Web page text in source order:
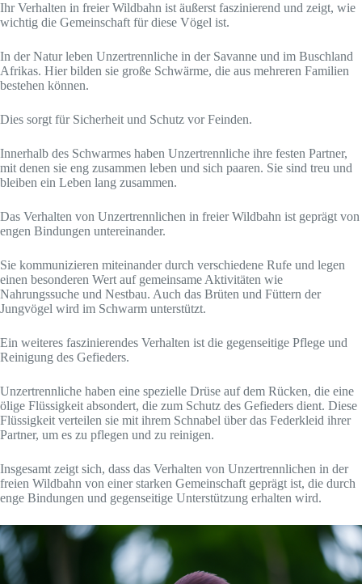
Ihr Verhalten in freier Wildbahn ist äußerst faszinierend und zeigt, wie
wichtig die Gemeinschaft für diese Vögel ist.
In der Natur leben Unzertrennliche in der Savanne und im Buschland
Afrikas. Hier bilden sie große Schwärme, die aus mehreren Familien
bestehen können.
Dies sorgt für Sicherheit und Schutz vor Feinden.
Innerhalb des Schwarmes haben Unzertrennliche ihre festen Partner,
mit denen sie eng zusammen leben und sich paaren. Sie sind treu und
bleiben ein Leben lang zusammen.
Das Verhalten von Unzertrennlichen in freier Wildbahn ist geprägt von
engen Bindungen untereinander.
Sie kommunizieren miteinander durch verschiedene Rufe und legen
einen besonderen Wert auf gemeinsame Aktivitäten wie
Nahrungssuche und Nestbau. Auch das Brüten und Füttern der
Jungvögel wird im Schwarm unterstützt.
Ein weiteres faszinierendes Verhalten ist die gegenseitige Pflege und
Reinigung des Gefieders.
Unzertrennliche haben eine spezielle Drüse auf dem Rücken, die eine
ölige Flüssigkeit absondert, die zum Schutz des Gefieders dient. Diese
Flüssigkeit verteilen sie mit ihrem Schnabel über das Federkleid ihrer
Partner, um es zu pflegen und zu reinigen.
Insgesamt zeigt sich, dass das Verhalten von Unzertrennlichen in der
freien Wildbahn von einer starken Gemeinschaft geprägt ist, die durch
enge Bindungen und gegenseitige Unterstützung erhalten wird.